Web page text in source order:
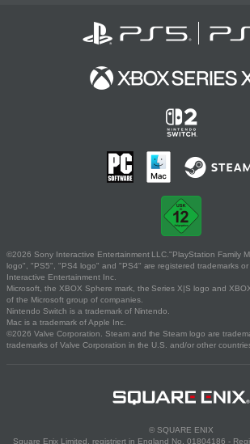
©2026 Sony Interactive Entertainment LLC."PlayStation Family
logo", "PS5", "PS4 logo" and "PS4" are registered trademarks
Interactive Entertainment Inc.
Microsoft, the XBOX Sphere mark, the Series X|S logo and
of the Microsoft group of companies.
Nintendo Switch is a trademark of Nintendo.
Mac is a trademark of Apple Inc.
©2026 Valve Corporation. Steam and the Steam logo are
trademarks of Valve Corporation in the U.S. and/or other
© SQUARE ENIX
Square Enix Limited, registriert in England No. 01804186 -